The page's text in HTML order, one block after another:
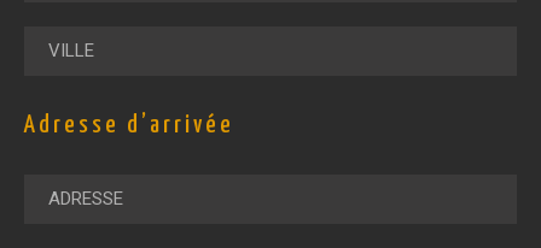
Adresse d’arrivée